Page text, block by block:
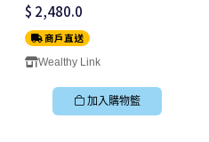
$ 2,480.0
商戶直送
Wealthy Link
加入購物籃